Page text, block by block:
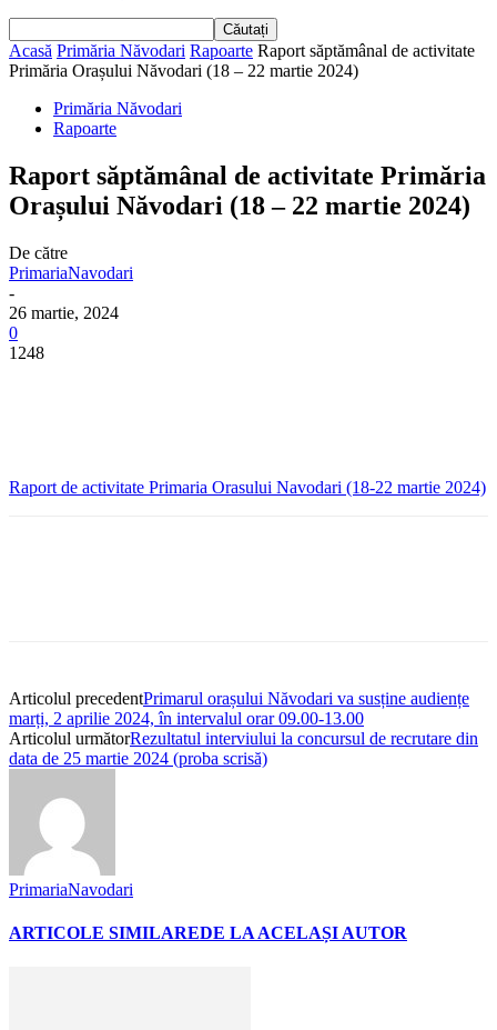
Acasă Primăria Năvodari Rapoarte Raport săptămânal de activitate
Primăria Orașului Năvodari (18 – 22 martie 2024)
Primăria Năvodari
Rapoarte
Raport săptămânal de activitate Primăria
Orașului Năvodari (18 – 22 martie 2024)
De către
PrimariaNavodari
-
26 martie, 2024
0
1248
Raport de activitate Primaria Orasului Navodari (18-22 martie 2024)
Articolul precedentPrimarul orașului Năvodari va susține audiențe
marți, 2 aprilie 2024, în intervalul orar 09.00-13.00
Articolul următorRezultatul interviului la concursul de recrutare din
data de 25 martie 2024 (proba scrisă)
PrimariaNavodari
ARTICOLE SIMILAREDE LA ACELAȘI AUTOR